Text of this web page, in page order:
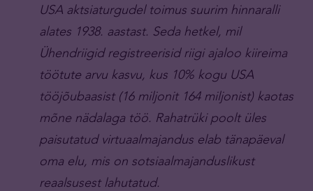
USA aktsiaturgudel toimus suurim hinnaralli
alates 1938. aastast. Seda hetkel, mil
Ühendriigid registreerisid riigi ajaloo kiireima
töötute arvu kasvu, kus 10% kogu USA
tööjõubaasist (16 miljonit 164 miljonist) kaotas
mõne nädalaga töö. Rahatrüki poolt üles
paisutatud virtuaalmajandus elab tänapäeval
oma elu, mis on sotsiaalmajanduslikust
reaalsusest lahutatud.